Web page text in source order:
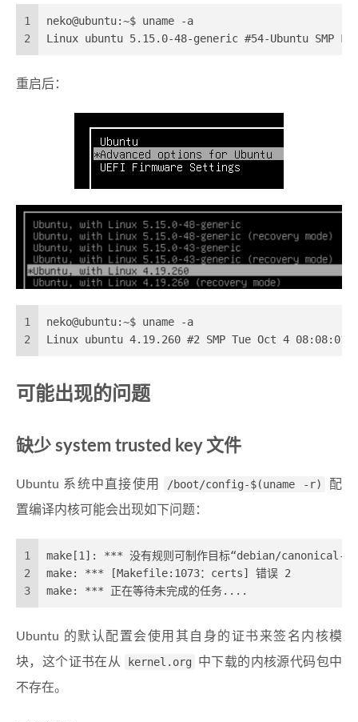
1
2
neko@ubuntu:~$ uname -a
Linux ubuntu 5.15.0-48-generic #54-Ubuntu SMP
重启后：
1
2
neko@ubuntu:~$ uname -a
Linux ubuntu 4.19.260 #2 SMP Tue Oct 4 08:08:01
可能出现的问题
缺少 system trusted key 文件
Ubuntu 系统中直接使用 /boot/config-$(uname -r)
配
置编译内核可能会出现如下问题：
1
2
3
make[1]: *** 没有规则可制作目标“debian/
make: *** [Makefile:1073：certs] 错误 2
make: *** 正在等待未完成的任务....
Ubuntu 的默认配置会使用其自身的证书来签名内核模
块，这个证书在从
kernel.org
中下载的内核源代码包中
不存在。